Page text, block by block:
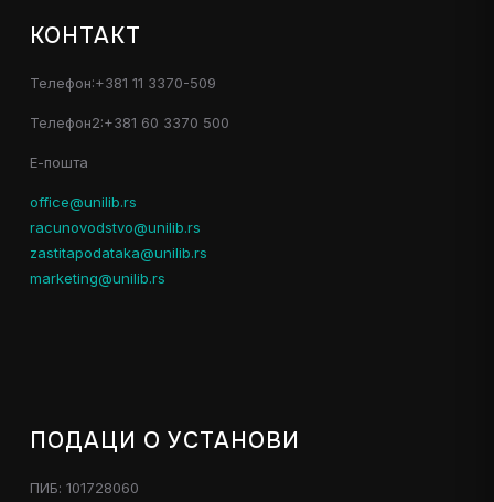
КОНТАКТ
Телефон:+381 11 3370-509
Телефон2:+381 60 3370 500
Е-пошта
office@unilib.rs
racunovodstvo@unilib.rs
zastitapodataka@unilib.rs
marketing@unilib.rs
ПОДАЦИ О УСТАНОВИ
ПИБ: 101728060